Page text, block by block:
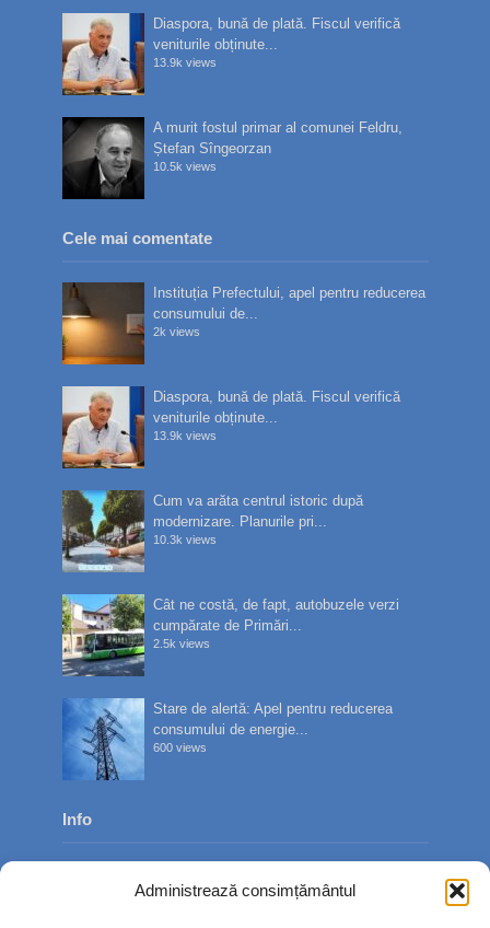
Administrează consimțământul
Diaspora, bună de plată. Fiscul verifică
veniturile obținute...
13.9k views
A murit fostul primar al comunei Feldru,
Ștefan Sîngeorzan
10.5k views
Cele mai comentate
Instituția Prefectului, apel pentru reducerea
consumului de...
2k views
Diaspora, bună de plată. Fiscul verifică
veniturile obținute...
13.9k views
Cum va arăta centrul istoric după
modernizare. Planurile pri...
10.3k views
Cât ne costă, de fapt, autobuzele verzi
cumpărate de Primări...
2.5k views
Stare de alertă: Apel pentru reducerea
consumului de energie...
600 views
Info